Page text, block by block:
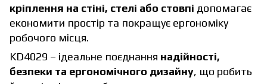
кріплення на стіні, стелі або стовпі допомагає
економити простір та покращує ергономіку
робочого місця.
KD4029 – ідеальне поєднання надійності,
безпеки та ергономічного дизайну, що робить